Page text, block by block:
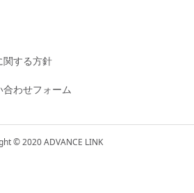
関する方針
わせフォーム
© 2020 ADVANCE LINK